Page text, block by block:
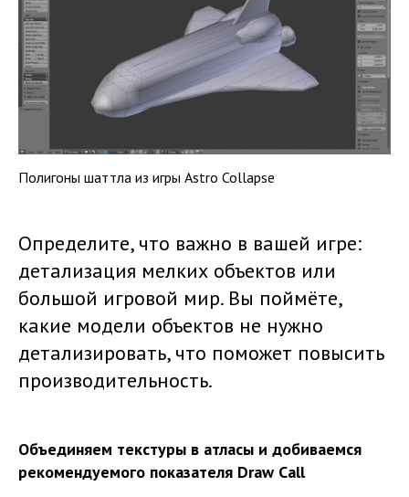
Полигоны шаттла из игры Astro Collapse
Определите, что важно в вашей игре:
детализация мелких объектов или
большой игровой мир. Вы поймёте,
какие модели объектов не нужно
детализировать, что поможет повысить
производительность.
Объединяем текстуры в атласы и добиваемся
рекомендуемого показателя Draw Call